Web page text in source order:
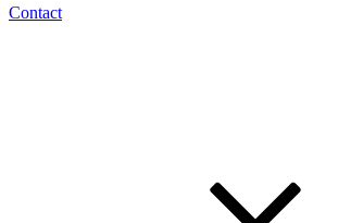
Contact